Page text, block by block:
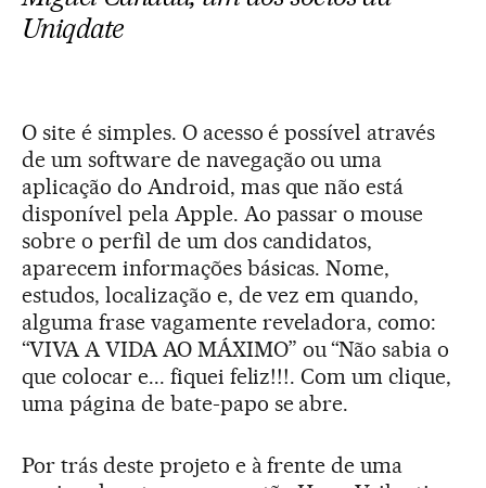
Uniqdate
O site é simples. O acesso é possível através
de um software de navegação ou uma
aplicação do Android, mas que não está
disponível pela Apple. Ao passar o mouse
sobre o perfil de um dos candidatos,
aparecem informações básicas. Nome,
estudos, localização e, de vez em quando,
alguma frase vagamente reveladora, como:
“VIVA A VIDA AO MÁXIMO” ou “Não sabia o
que colocar e... fiquei feliz!!!. Com um clique,
uma página de bate-papo se abre.
Por trás deste projeto e à frente de uma